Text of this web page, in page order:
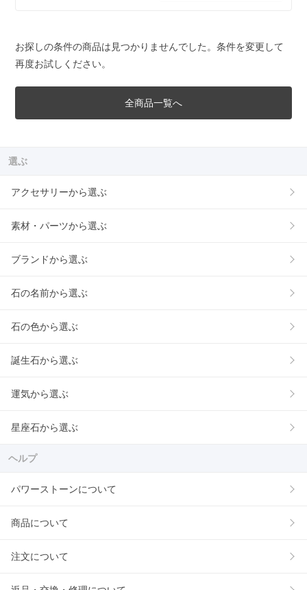
お探しの条件の商品は見つかりませんでした。条件を変更して
再度お試しください。
全商品一覧へ
選ぶ
アクセサリーから選ぶ
素材・パーツから選ぶ
ブランドから選ぶ
石の名前から選ぶ
石の色から選ぶ
誕生石から選ぶ
運気から選ぶ
星座石から選ぶ
ヘルプ
パワーストーンについて
商品について
注文について